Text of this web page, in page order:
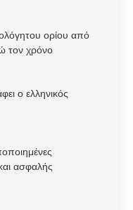
ορίου από
τον χρόνο
ο ελληνικός
ασφαλής